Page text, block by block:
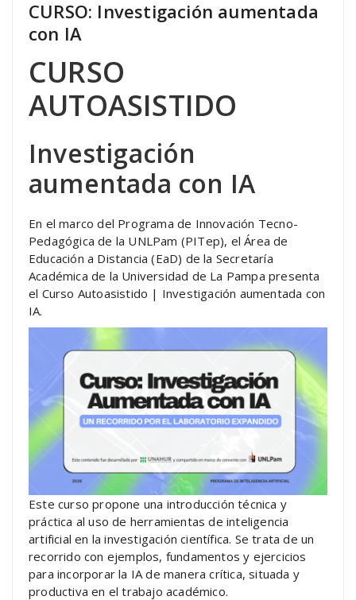
CURSO: Investigación aumentada
con IA
CURSO
AUTOASISTIDO
Investigación
aumentada con IA
En el marco del Programa de Innovación Tecno-
Pedagógica de la UNLPam (PITep), el Área de
Educación a Distancia (EaD) de la Secretaría
Académica de la Universidad de La Pampa presenta
el Curso Autoasistido | Investigación aumentada con
IA.
Este curso propone una introducción técnica y
práctica al uso de herramientas de inteligencia
artificial en la investigación científica. Se trata de un
recorrido con ejemplos, fundamentos y ejercicios
para incorporar la IA de manera crítica, situada y
productiva en el trabajo académico.